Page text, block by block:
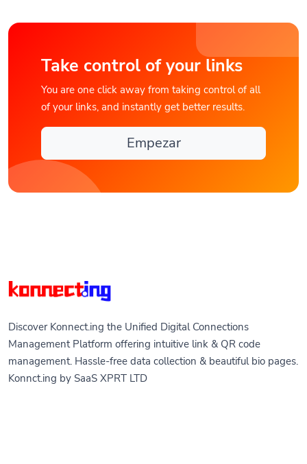
Take control of your links
You are one click away from taking control of all
of your links, and instantly get better results.
Empezar
Discover Konnect.ing the Unified Digital Connections
Management Platform offering intuitive link & QR code
management. Hassle-free data collection & beautiful bio pages.
Konnct.ing by SaaS XPRT LTD